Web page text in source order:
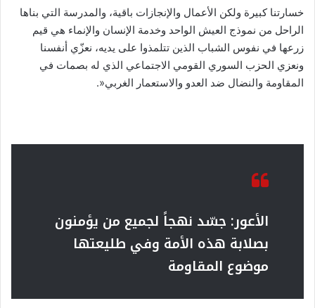
خسارتنا كبيرة ولكن الأعمال والإنجازات باقية، والمدرسة التي بناها
الراحل من نموذج العيش الواحد وخدمة الإنسان والإنماء هي قيم
زرعها في نفوس الشباب الذين تتلمذوا على يديه، نعزّي أنفسنا
ونعزي الحزب السوري القومي الاجتماعي الذي له بصمات في
المقاومة والنضال ضد العدو والاستعمار الغربي«.
الأعور: جسّد نهجاً لجميع من يؤمنون
بصلابة هذه الأمة وفي طليعتها
موضوع المقاومة